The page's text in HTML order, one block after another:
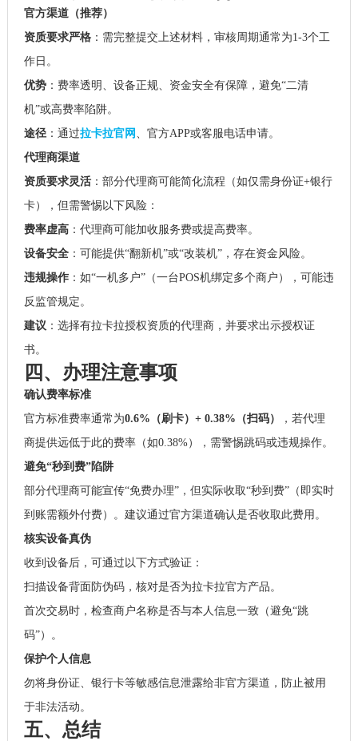
官方渠道（推荐）
资质要求严格：需完整提交上述材料，审核周期通常为1-3个工
作日。
优势：费率透明、设备正规、资金安全有保障，避免“二清
机”或高费率陷阱。
途径：通过拉卡拉官网
、官方APP或客服电话申请。
代理商渠道
资质要求灵活：部分代理商可能简化流程（如仅需身份证+银行
卡），但需警惕以下风险：
费率虚高：代理商可能加收服务费或提高费率。
设备安全：可能提供“翻新机”或“改装机”，存在资金风险。
违规操作：如“一机多户”（一台POS机绑定多个商户），可能违
反监管规定。
建议 ：选择有拉卡拉授权资质的代理商，并要求出示授权证
书。
四、办理注意事项
确认费率标准
官方标准费率通常为0.6%（刷卡）+ 0.38%（扫码）
，若代理
商提供远低于此的费率（如0.38%），需警惕跳码或违规操作。
避免“秒到费”陷阱
部分代理商可能宣传“免费办理”，但实际收取“秒到费”（即实时
到账需额外付费）。建议通过官方渠道确认是否收取此费用。
核实设备真伪
收到设备后，可通过以下方式验证：
扫描设备背面防伪码，核对是否为拉卡拉官方产品。
首次交易时，检查商户名称是否与本人信息一致（避免“跳
码”）。
保护个人信息
勿将身份证、银行卡等敏感信息泄露给非官方渠道，防止被用
于非法活动。
五、总结